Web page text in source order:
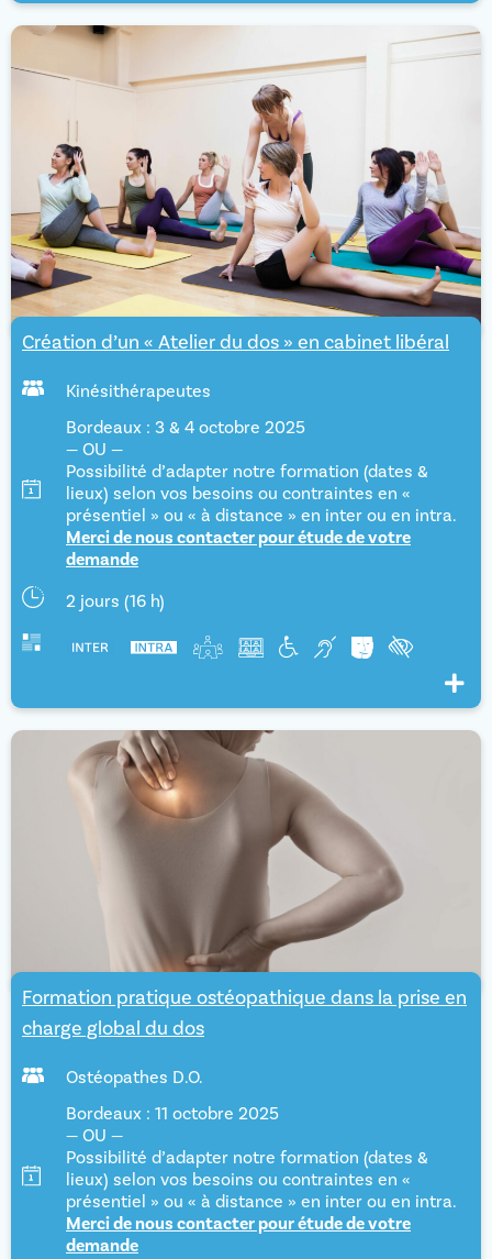
Création d’un « Atelier du dos » en cabinet libéral
Kinésithérapeutes
Bordeaux : 3 & 4 octobre 2025
— OU —
Possibilité d’adapter notre formation (dates &
lieux) selon vos besoins ou contraintes en «
présentiel » ou « à distance » en inter ou en intra.
Merci de nous contacter pour étude de votre
demande
2 jours (16 h)
Voir
Formation pratique ostéopathique dans la prise en
charge global du dos
Ostéopathes D.O.
Bordeaux : 11 octobre 2025
— OU —
Possibilité d’adapter notre formation (dates &
lieux) selon vos besoins ou contraintes en «
présentiel » ou « à distance » en inter ou en intra.
Merci de nous contacter pour étude de votre
demande